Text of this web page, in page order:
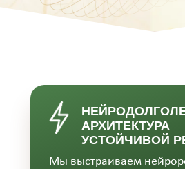
АРХИТЕКТУРА
УСТОЙЧИВОЙ
Мы выстраиваем